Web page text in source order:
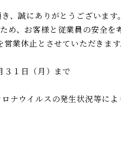
、誠にありがとうございま
、お客様と従業員の安全を
業休止とさせていただきます
３１日（月）まで
ナウイルスの発生状況等によ